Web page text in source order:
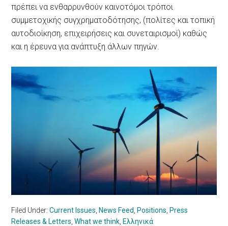
πρέπει να ενθαρρυνθούν καινοτόμοι τρόποι
συμμετοχικής συγχρηματοδότησης, (πολίτες και τοπική
αυτοδιοίκηση, επιχειρήσεις και συνεταιρισμοί) καθώς
και η έρευνα για ανάπτυξη άλλων πηγών.
Filed Under:Current Issues News Feed Positions Press
Releases & Letters ,What we think Ελληνικά